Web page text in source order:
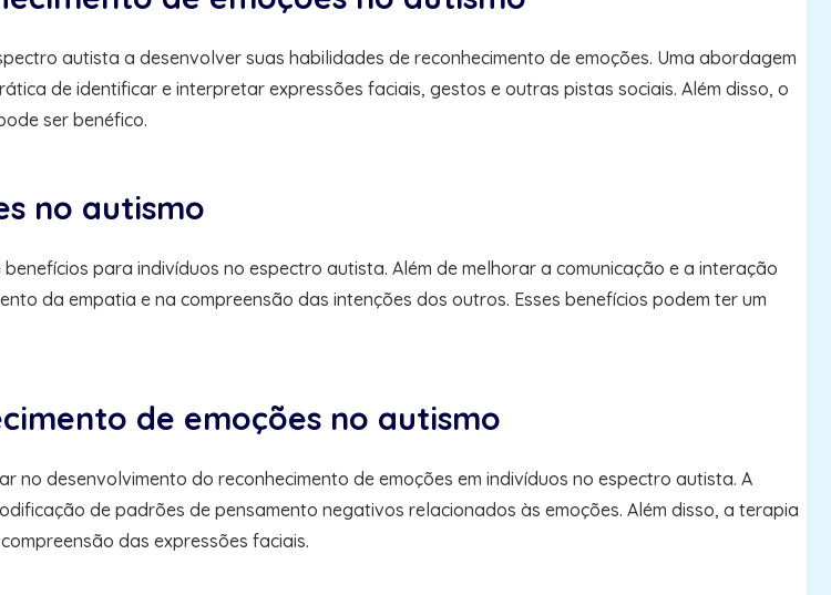
autista a desenvolver suas habilidades de reconhecimento de emoções. Uma abordagem
de identificar e interpretar expressões faciais, gestos e outras pistas sociais. Além disso, o
ser benéfico.
no autismo
para indivíduos no espectro autista. Além de melhorar a comunicação e a interação
da empatia e na compreensão das intenções dos outros. Esses benefícios podem ter um
de emoções no autismo
desenvolvimento do reconhecimento de emoções em indivíduos no espectro autista. A
de padrões de pensamento negativos relacionados às emoções. Além disso, a terapia
das expressões faciais.